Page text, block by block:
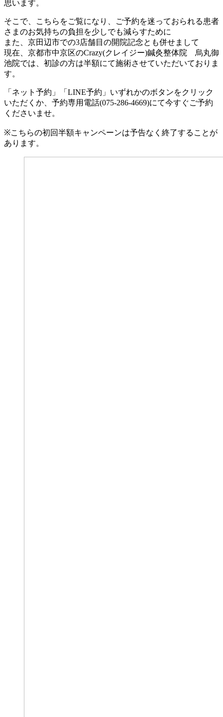
思います。
そこで、こちらをご覧になり、ご予約を迷っておられる患者
さまのお気持ちの負担を少しでも減らすために
また、京田辺市での3店舗目の開院記念とも併せまして
現在、京都市中京区のCrazy(クレイジー)鍼灸整体院 烏丸御
池院では、初診の方は半額にて施術させていただいておりま
す。
「ネット予約」「 LINE予約」いずれかのボタンをクリック
いただくか、予約専用電話(075-286-4669)にて今すぐご予約
くださいませ。
※こちらの初回半額キャンペーンは予告なく終了することが
あります。